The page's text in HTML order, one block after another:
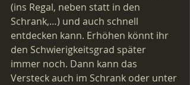
(ins Regal, neben statt in den
Schrank,…) und auch schnell
entdecken kann. Erhöhen könnt ihr
den Schwierigkeitsgrad später
immer noch. Dann kann das
Versteck auch im Schrank oder unter